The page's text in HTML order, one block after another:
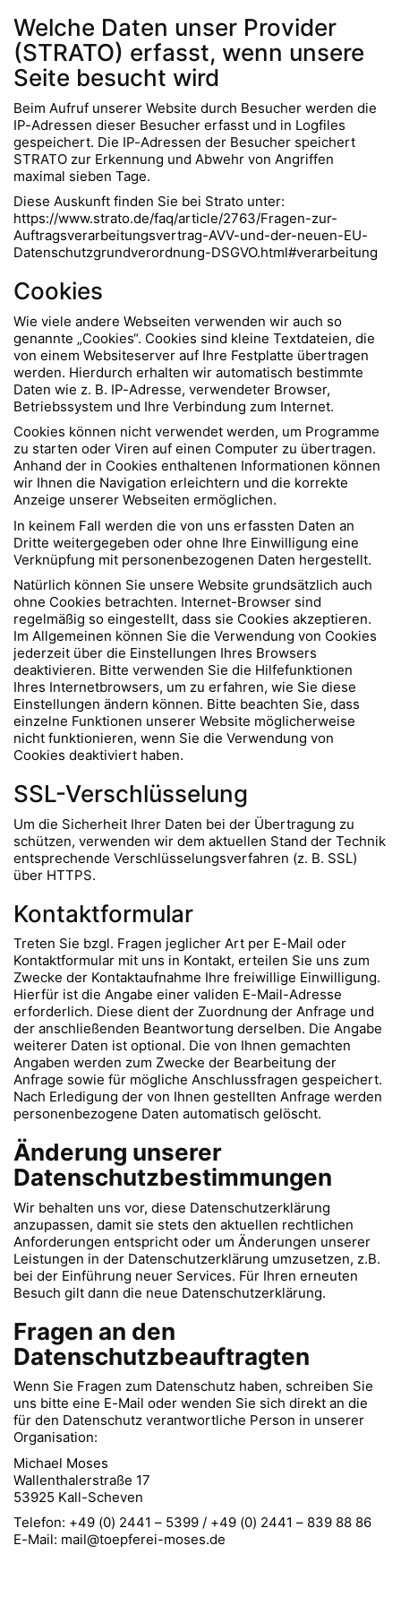
Welche Daten unser Provider
(STRATO) erfasst, wenn unsere
Seite besucht wird
Beim Aufruf unserer Website durch Besucher werden die
IP-Adressen dieser Besucher erfasst und in Logfiles
gespeichert. Die IP-Adressen der Besucher speichert
STRATO zur Erkennung und Abwehr von Angriffen
maximal sieben Tage.
Diese Auskunft finden Sie bei Strato unter:
https://www.strato.de/faq/article/2763/Fragen-zur-
Auftragsverarbeitungsvertrag-AVV-und-der-neuen-EU-
Datenschutzgrundverordnung-DSGVO.html#verarbeitung
Cookies
Wie viele andere Webseiten verwenden wir auch so
genannte „Cookies“. Cookies sind kleine Textdateien, die
von einem Websiteserver auf Ihre Festplatte übertragen
werden. Hierdurch erhalten wir automatisch bestimmte
Daten wie z. B. IP-Adresse, verwendeter Browser,
Betriebssystem und Ihre Verbindung zum Internet.
Cookies können nicht verwendet werden, um Programme
zu starten oder Viren auf einen Computer zu übertragen.
Anhand der in Cookies enthaltenen Informationen können
wir Ihnen die Navigation erleichtern und die korrekte
Anzeige unserer Webseiten ermöglichen.
In keinem Fall werden die von uns erfassten Daten an
Dritte weitergegeben oder ohne Ihre Einwilligung eine
Verknüpfung mit personenbezogenen Daten hergestellt.
Natürlich können Sie unsere Website grundsätzlich auch
ohne Cookies betrachten. Internet-Browser sind
regelmäßig so eingestellt, dass sie Cookies akzeptieren.
Im Allgemeinen können Sie die Verwendung von Cookies
jederzeit über die Einstellungen Ihres Browsers
deaktivieren. Bitte verwenden Sie die Hilfefunktionen
Ihres Internetbrowsers, um zu erfahren, wie Sie diese
Einstellungen ändern können. Bitte beachten Sie, dass
einzelne Funktionen unserer Website möglicherweise
nicht funktionieren, wenn Sie die Verwendung von
Cookies deaktiviert haben.
SSL-Verschlüsselung
Um die Sicherheit Ihrer Daten bei der Übertragung zu
schützen, verwenden wir dem aktuellen Stand der Technik
entsprechende Verschlüsselungsverfahren (z. B. SSL)
über HTTPS.
Kontaktformular
Treten Sie bzgl. Fragen jeglicher Art per E-Mail oder
Kontaktformular mit uns in Kontakt, erteilen Sie uns zum
Zwecke der Kontaktaufnahme Ihre freiwillige Einwilligung.
Hierfür ist die Angabe einer validen E-Mail-Adresse
erforderlich. Diese dient der Zuordnung der Anfrage und
der anschließenden Beantwortung derselben. Die Angabe
weiterer Daten ist optional. Die von Ihnen gemachten
Angaben werden zum Zwecke der Bearbeitung der
Anfrage sowie für mögliche Anschlussfragen gespeichert.
Nach Erledigung der von Ihnen gestellten Anfrage werden
personenbezogene Daten automatisch gelöscht.
Änderung unserer
Datenschutzbestimmungen
Wir behalten uns vor, diese Datenschutzerklärung
anzupassen, damit sie stets den aktuellen rechtlichen
Anforderungen entspricht oder um Änderungen unserer
Leistungen in der Datenschutzerklärung umzusetzen, z.B.
bei der Einführung neuer Services. Für Ihren erneuten
Besuch gilt dann die neue Datenschutzerklärung.
Fragen an den
Datenschutzbeauftragten
Wenn Sie Fragen zum Datenschutz haben, schreiben Sie
uns bitte eine E-Mail oder wenden Sie sich direkt an die
für den Datenschutz verantwortliche Person in unserer
Organisation:
Michael Moses
Wallenthalerstraße 17
53925 Kall-Scheven
Telefon: +49 (0) 2441 – 5399 / +49 (0) 2441 – 839 88 86
E-Mail: mail@toepferei-moses.de